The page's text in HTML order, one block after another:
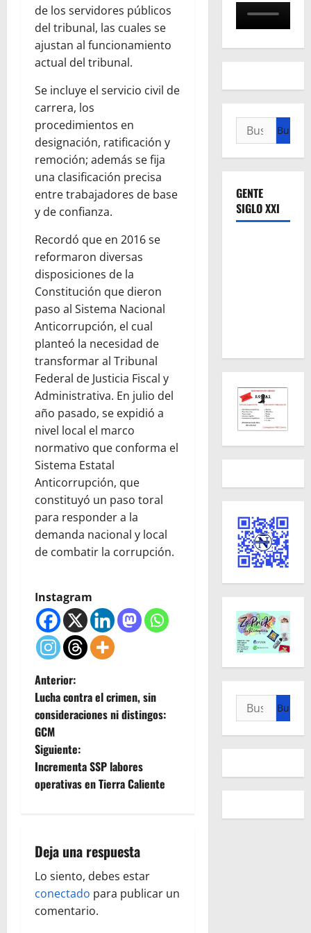
de los servidores públicos
del tribunal, las cuales se
ajustan al funcionamiento
actual del tribunal.
Se incluye el servicio civil de
carrera, los
procedimientos en
designación, ratificación y
remoción; además se fija
una clasificación precisa
entre trabajadores de base
y de confianza.
Recordó que en 2016 se
reformaron diversas
disposiciones de la
Constitución que dieron
paso al Sistema Nacional
Anticorrupción, el cual
planteó la necesidad de
transformar al Tribunal
Federal de Justicia Fiscal y
Administrativa. En julio del
año pasado, se expidió a
nivel local el marco
normativo que conforma el
Sistema Estatal
Anticorrupción, que
constituyó un paso toral
para responder a la
demanda nacional y local
de combatir la corrupción.
Instagram
N
a
v
e
c
i
ó
Anterior:
Lucha contra el crimen, sin
consideraciones ni distingos:
GCM
Siguiente:
Incrementa SSP labores
operativas en Tierra Caliente
Deja una respuesta
Lo siento, debes estar
conectado para publicar un
comentario.
Buscar:
GENTE
SIGLO XXI
Buscar: